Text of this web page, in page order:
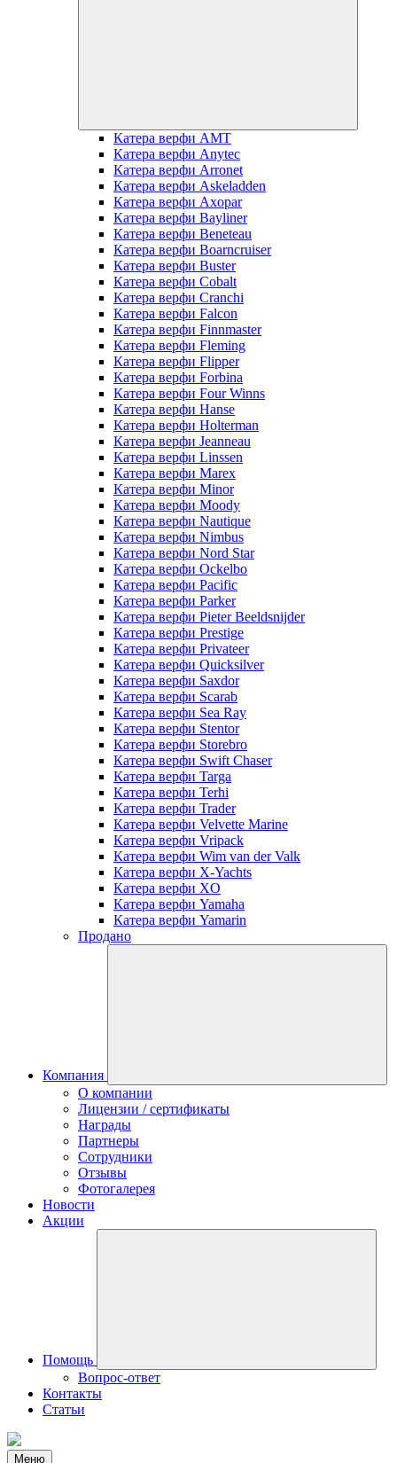
Катера верфи AMT
Катера верфи Anytec
Катера верфи Arronet
Катера верфи Askeladden
Катера верфи Axopar
Катера верфи Bayliner
Катера верфи Beneteau
Катера верфи Boarncruiser
Катера верфи Buster
Катера верфи Cobalt
Катера верфи Cranchi
Катера верфи Falcon
Катера верфи Finnmaster
Катера верфи Fleming
Катера верфи Flipper
Катера верфи Forbina
Катера верфи Four Winns
Катера верфи Hanse
Катера верфи Holterman
Катера верфи Jeanneau
Катера верфи Linssen
Катера верфи Marex
Катера верфи Minor
Катера верфи Moody
Катера верфи Nautique
Катера верфи Nimbus
Катера верфи Nord Star
Катера верфи Ockelbo
Катера верфи Pacific
Катера верфи Parker
Катера верфи Pieter Beeldsnijder
Катера верфи Prestige
Катера верфи Privateer
Катера верфи Quicksilver
Катера верфи Saxdor
Катера верфи Scarab
Катера верфи Sea Ray
Катера верфи Stentor
Катера верфи Storebro
Катера верфи Swift Chaser
Катера верфи Targa
Катера верфи Terhi
Катера верфи Trader
Катера верфи Velvette Marine
Катера верфи Vripack
Катера верфи Wim van der Valk
Катера верфи X-Yachts
Катера верфи XO
Катера верфи Yamaha
Катера верфи Yamarin
Продано
Компания
О компании
Лицензии / сертификаты
Награды
Партнеры
Сотрудники
Отзывы
Фотогалерея
Новости
Акции
Помощь
Вопрос-ответ
Контакты
Статьи
Меню